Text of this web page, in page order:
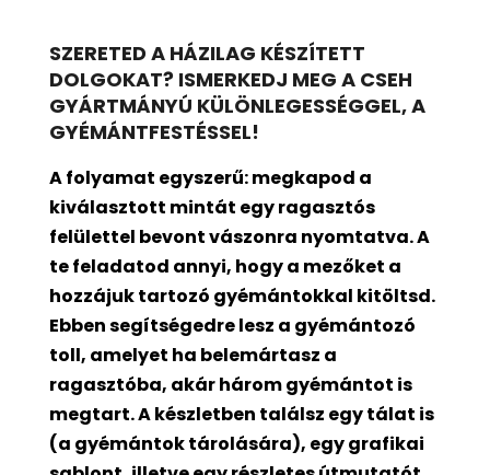
SZERETED A HÁZILAG KÉSZÍTETT
DOLGOKAT? ISMERKEDJ MEG A CSEH
GYÁRTMÁNYÚ KÜLÖNLEGESSÉGGEL, A
GYÉMÁNTFESTÉSSEL!
A folyamat egyszerű: megkapod a
kiválasztott mintát egy ragasztós
felülettel bevontvászonra nyomtatva. A
te feladatod annyi, hogy a mezőket a
hozzájuk tartozó gyémántokkal kitöltsd.
Ebben segítségedre lesz a gyémántozó
toll, amelyet ha belemártasz a
ragasztóba, akár három gyémántot is
megtart. A készletben találsz egy tálat is
(a gyémántok tárolására), egy grafikai